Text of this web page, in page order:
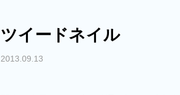
ツイードネイル
2013.09.13